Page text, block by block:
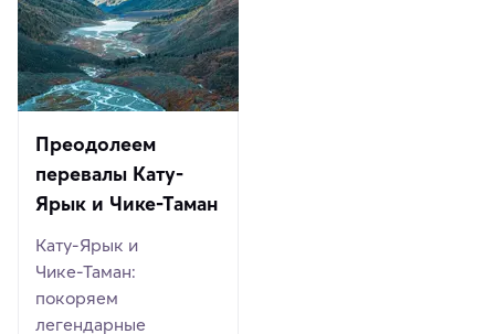
Преодолеем
перевалы Кату-
Ярык и Чике-Таман
Кату‑Ярык и
Чике‑Таман:
покоряем
легендарные